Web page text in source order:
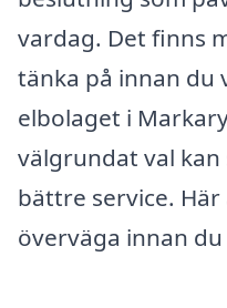
vardag. Det finns
tänka på innan du
elbolaget i
välgrundat val
bättre service.
överväga innan